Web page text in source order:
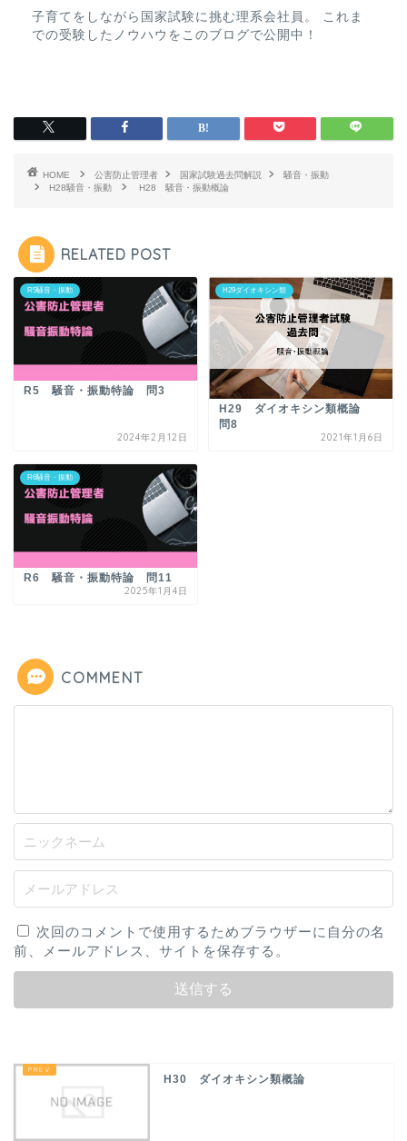
子育てをしながら国家試験に挑む理系会社員。 これま
での受験したノウハウをこのブログで公開中！
HOME 公害防止管理者 国家試験過去問解説
騒音・振動
H28騒音・振動
H28 騒音・振動概論
RELATED POST
R5騒音・振動
R5 騒音・振動特論 問3
2024年2月12日
H29ダイオキシン類
H29 ダイオキシン類概論
問8
2021年1月6日
R6騒音・振動
R6 騒音・振動特論 問11
2025年1月4日
COMMENT
次回のコメントで使用するためブラウザーに自分の名
前、メールアドレス、サイトを保存する。
H30 ダイオキシン類概論